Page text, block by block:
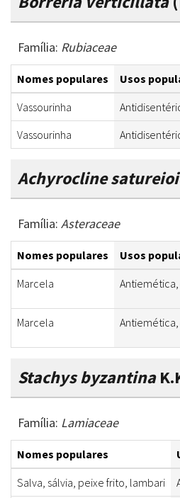
Família: Rubiaceae
Nomes populares
Usos
Vassourinha
Vassourinha
Achyrocline
Família: Asteraceae
Nomes populares Usos
Marcela
Marcela
Stachys byzantina
Família: Lamiaceae
Nomes populares
Salva, sálvia, peixe frito, lambari